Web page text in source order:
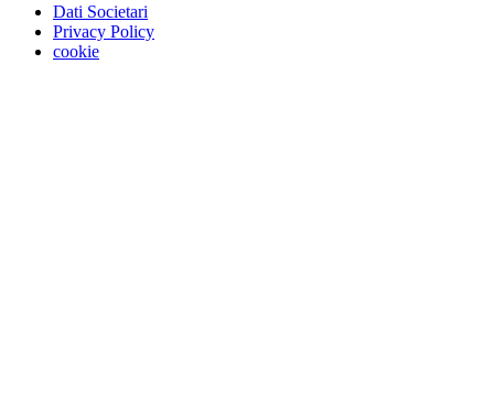
Dati Societari
Privacy Policy
cookie